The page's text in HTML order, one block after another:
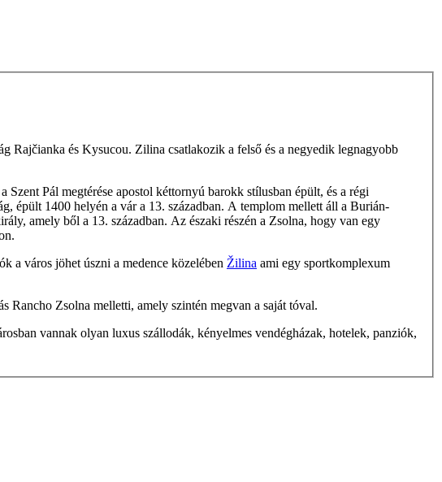
Rajčianka és Kysucou. Zilina csatlakozik a felső és a negyedik legnagyobb
Pál megtérése apostol kéttornyú barokk stílusban épült, és a régi
épült 1400 helyén a vár a 13. században. A templom mellett áll a Burián-
amely ből a 13. században. Az északi részén a Zsolna, hogy van egy
a város jöhet úszni a medence közelében Žilina ami egy sportkomplexum
Rancho Zsolna melletti, amely szintén megvan a saját tóval.
vannak olyan luxus szállodák, kényelmes vendégházak, hotelek, panziók,